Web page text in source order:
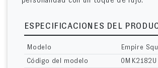
ESPECIFICACIONES DEL
Modelo
Empire
Código del modelo
0MK2182U